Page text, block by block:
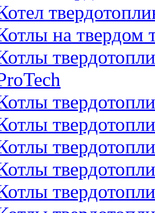
на твердом